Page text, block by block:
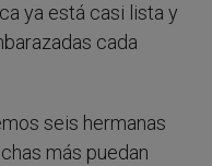
ya está casi lista y
cada
seis hermanas
más puedan